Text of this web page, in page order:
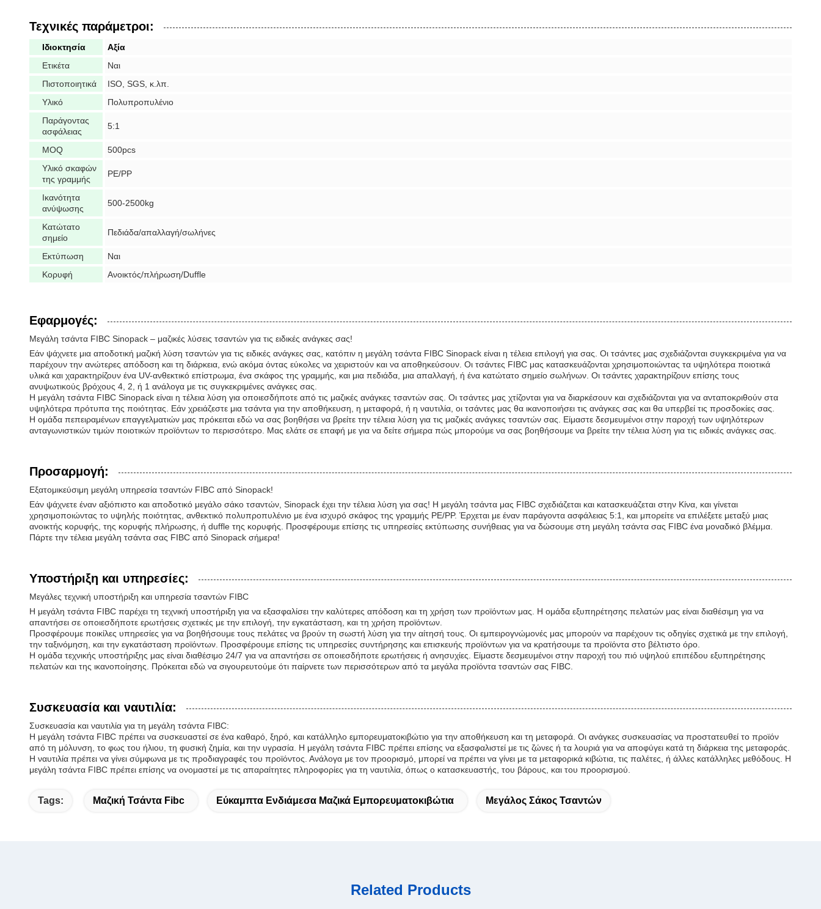
Τεχνικές παράμετροι:
Ιδιοκτησία
Αξία
Ετικέτα
Ναι
Πιστοποιητικά
ISO, SGS, κ.λπ.
Υλικό
Πολυπροπυλένιο
Παράγοντας
ασφάλειας
5:1
MOQ
500pcs
Υλικό σκαφών
της γραμμής
PE/PP
Ικανότητα
ανύψωσης
500-2500kg
Κατώτατο
σημείο
Πεδιάδα/απαλλαγή/σωλήνες
Εκτύπωση
Ναι
Κορυφή
Ανοικτός/πλήρωση/Duffle
Εφαρμογές:
Μεγάλη τσάντα FIBC Sinopack – μαζικές λύσεις τσαντών για τις ειδικές ανάγκες σας!
Εάν ψάχνετε μια αποδοτική μαζική λύση τσαντών για τις ειδικές ανάγκες σας, κατόπιν η μεγάλη τσάντα FIBC Sinopack είναι η τέλεια επιλογή για σας. Οι τσάντες μας σχεδιάζονται συγκεκριμένα για να
παρέχουν την ανώτερες απόδοση και τη διάρκεια, ενώ ακόμα όντας εύκολες να χειριστούν και να αποθηκεύσουν. Οι τσάντες FIBC μας κατασκευάζονται χρησιμοποιώντας τα υψηλότερα ποιοτικά
υλικά και χαρακτηρίζουν ένα UV-ανθεκτικό επίστρωμα, ένα σκάφος της γραμμής, και μια πεδιάδα, μια απαλλαγή, ή ένα κατώτατο σημείο σωλήνων. Οι τσάντες χαρακτηρίζουν επίσης τους
ανυψωτικούς βρόχους 4, 2, ή 1 ανάλογα με τις συγκεκριμένες ανάγκες σας.
Η μεγάλη τσάντα FIBC Sinopack είναι η τέλεια λύση για οποιεσδήποτε από τις μαζικές ανάγκες τσαντών σας. Οι τσάντες μας χτίζονται για να διαρκέσουν και σχεδιάζονται για να ανταποκριθούν στα
υψηλότερα πρότυπα της ποιότητας. Εάν χρειάζεστε μια τσάντα για την αποθήκευση, η μεταφορά, ή η ναυτιλία, οι τσάντες μας θα ικανοποιήσει τις ανάγκες σας και θα υπερβεί τις προσδοκίες σας.
Η ομάδα πεπειραμένων επαγγελματιών μας πρόκειται εδώ να σας βοηθήσει να βρείτε την τέλεια λύση για τις μαζικές ανάγκες τσαντών σας. Είμαστε δεσμευμένοι στην παροχή των υψηλότερων
ανταγωνιστικών τιμών ποιοτικών προϊόντων το περισσότερο. Μας ελάτε σε επαφή με για να δείτε σήμερα πώς μπορούμε να σας βοηθήσουμε να βρείτε την τέλεια λύση για τις ειδικές ανάγκες σας.
Προσαρμογή:
Εξατομικεύσιμη μεγάλη υπηρεσία τσαντών FIBC από Sinopack!
Εάν ψάχνετε έναν αξιόπιστο και αποδοτικό μεγάλο σάκο τσαντών, Sinopack έχει την τέλεια λύση για σας! Η μεγάλη τσάντα μας FIBC σχεδιάζεται και κατασκευάζεται στην Κίνα, και γίνεται
χρησιμοποιώντας το υψηλής ποιότητας, ανθεκτικό πολυπροπυλένιο με ένα ισχυρό σκάφος της γραμμής PE/PP. Έρχεται με έναν παράγοντα ασφάλειας 5:1, και μπορείτε να επιλέξετε μεταξύ μιας
ανοικτής κορυφής, της κορυφής πλήρωσης, ή duffle της κορυφής. Προσφέρουμε επίσης τις υπηρεσίες εκτύπωσης συνήθειας για να δώσουμε στη μεγάλη τσάντα σας FIBC ένα μοναδικό βλέμμα.
Πάρτε την τέλεια μεγάλη τσάντα σας FIBC από Sinopack σήμερα!
Υποστήριξη και υπηρεσίες:
Μεγάλες τεχνική υποστήριξη και υπηρεσία τσαντών FIBC
Η μεγάλη τσάντα FIBC παρέχει τη τεχνική υποστήριξη για να εξασφαλίσει την καλύτερες απόδοση και τη χρήση των προϊόντων μας. Η ομάδα εξυπηρέτησης πελατών μας είναι διαθέσιμη για να
απαντήσει σε οποιεσδήποτε ερωτήσεις σχετικές με την επιλογή, την εγκατάσταση, και τη χρήση προϊόντων.
Προσφέρουμε ποικίλες υπηρεσίες για να βοηθήσουμε τους πελάτες να βρούν τη σωστή λύση για την αίτησή τους. Οι εμπειρογνώμονές μας μπορούν να παρέχουν τις οδηγίες σχετικά με την επιλογή,
την ταξινόμηση, και την εγκατάσταση προϊόντων. Προσφέρουμε επίσης τις υπηρεσίες συντήρησης και επισκευής προϊόντων για να κρατήσουμε τα προϊόντα στο βέλτιστο όρο.
Η ομάδα τεχνικής υποστήριξης μας είναι διαθέσιμο 24/7 για να απαντήσει σε οποιεσδήποτε ερωτήσεις ή ανησυχίες. Είμαστε δεσμευμένοι στην παροχή του πιό υψηλού επιπέδου εξυπηρέτησης
πελατών και της ικανοποίησης. Πρόκειται εδώ να σιγουρευτούμε ότι παίρνετε των περισσότερων από τα μεγάλα προϊόντα τσαντών σας FIBC.
Συσκευασία και ναυτιλία:
Συσκευασία και ναυτιλία για τη μεγάλη τσάντα FIBC:
Η μεγάλη τσάντα FIBC πρέπει να συσκευαστεί σε ένα καθαρό, ξηρό, και κατάλληλο εμπορευματοκιβώτιο για την αποθήκευση και τη μεταφορά. Οι ανάγκες συσκευασίας να προστατευθεί το προϊόν
από τη μόλυνση, το φως του ήλιου, τη φυσική ζημία, και την υγρασία. Η μεγάλη τσάντα FIBC πρέπει επίσης να εξασφαλιστεί με τις ζώνες ή τα λουριά για να αποφύγει κατά τη διάρκεια της μεταφοράς.
Η ναυτιλία πρέπει να γίνει σύμφωνα με τις προδιαγραφές του προϊόντος. Ανάλογα με τον προορισμό, μπορεί να πρέπει να γίνει με τα μεταφορικά κιβώτια, τις παλέτες, ή άλλες κατάλληλες μεθόδους. Η
μεγάλη τσάντα FIBC πρέπει επίσης να ονομαστεί με τις απαραίτητες πληροφορίες για τη ναυτιλία, όπως ο κατασκευαστής, του βάρους, και του προορισμού.
Tags: Μαζική Τσάντα Fibc Εύκαμπτα Ενδιάμεσα Μαζικά Εμπορευματοκιβώτια Μεγάλος Σάκος Τσαντών
Related Products